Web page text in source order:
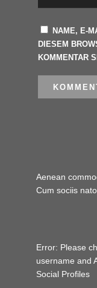
NAME, E-
DIESEM
KOMMENTAR
Aenean
Cum sociis
Error: Please
username and
Social Profiles